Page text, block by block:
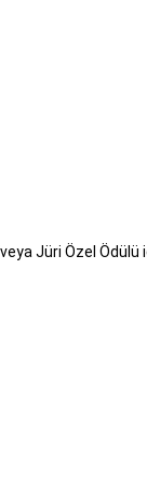
Jüri Özel Ödülü